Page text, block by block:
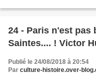
24 - Paris n'est pas
Saintes.... ! Victor
Publié le 24/08/2018 à 20:54
Par culture-histoire.over-